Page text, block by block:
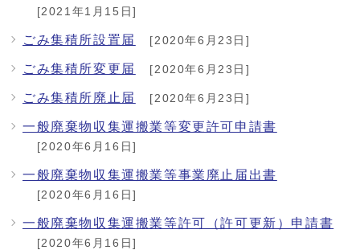
[2021年1月15日]
ごみ集積所設置届 [2020年6月23日]
ごみ集積所変更届 [2020年6月23日]
ごみ集積所廃止届 [2020年6月23日]
一般廃棄物収集運搬業等変更許可申請書
[2020年6月16日]
一般廃棄物収集運搬業等事業廃止届出書
[2020年6月16日]
一般廃棄物収集運搬業等許可（許可更新）申請書
[2020年6月16日]